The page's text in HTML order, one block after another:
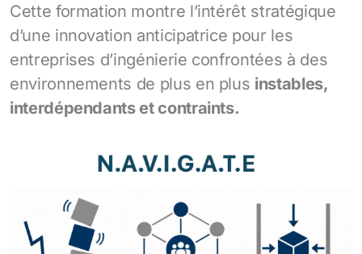
Cette formation montre l’intérêt stratégique
d’une innovation anticipatrice pour les
entreprises d’ingénierie confrontées à des
environnements de plus en plus instables,
interdépendants et contraints.